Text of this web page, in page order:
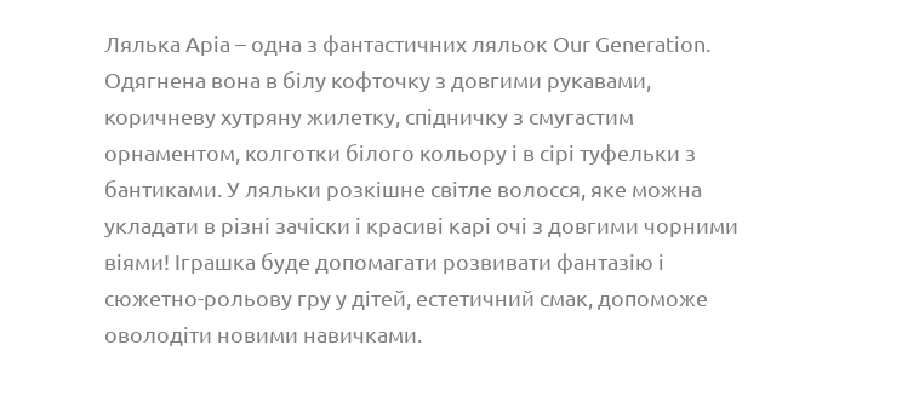
Лялька Аріа – одна з фантастичних ляльок Our Generation.
Одягнена вона в білу кофточку з довгими рукавами,
коричневу хутряну жилетку, спідничку з смугастим
орнаментом, колготки білого кольору і в сірі туфельки з
бантиками. У ляльки розкішне світле волосся, яке можна
укладати в різні зачіски і красиві карі очі з довгими чорними
віями! Іграшка буде допомагати розвивати фантазію і
сюжетно-рольову гру у дітей, естетичний смак, допоможе
оволодіти новими навичками.